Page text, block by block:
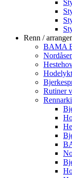
Renn /
BAMA
Rutiner